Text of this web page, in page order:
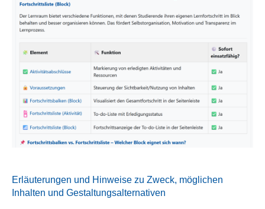
Erläuterungen und Hinweise zu Zweck, möglichen
Inhalten und Gestaltungsalternativen